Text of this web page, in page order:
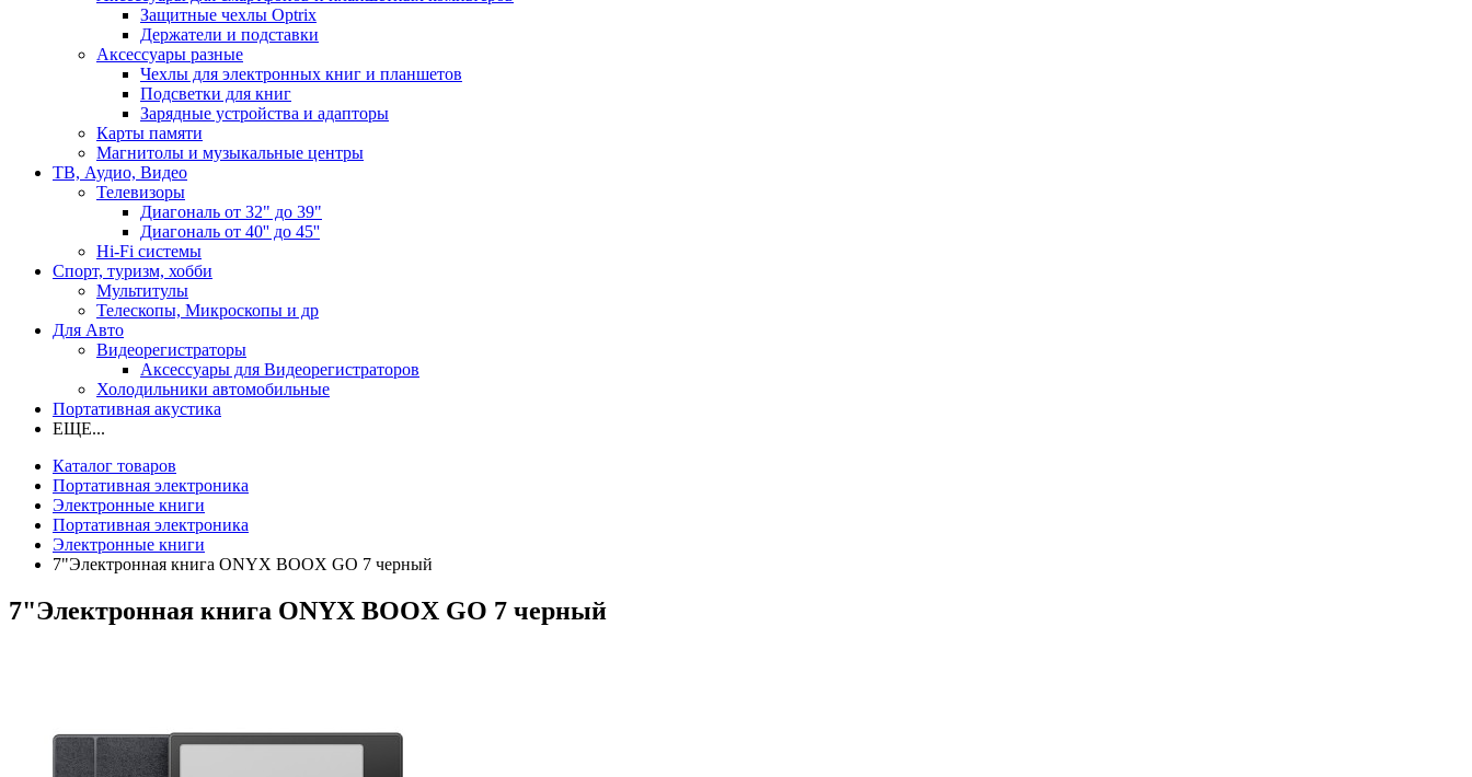
Защитные чехлы Optrix
Держатели и подставки
Аксессуары разные
Чехлы для электронных книг и планшетов
Подсветки для книг
Зарядные устройства и адапторы
Карты памяти
Магнитолы и музыкальные центры
ТВ, Аудио, Видео
Телевизоры
Диагональ от 32" до 39"
Диагональ от 40'' до 45''
Hi-Fi системы
Спорт, туризм, хобби
Мультитулы
Телескопы, Микроскопы и др
Для Авто
Видеорегистраторы
Аксессуары для Видеорегистраторов
Холодильники автомобильные
Портативная акустика
ЕЩЕ...
Каталог товаров
Портативная электроника
Электронные книги
Портативная электроника
Электронные книги
7"Электронная книга ONYX BOOX GO 7 черный
7"Электронная книга ONYX BOOX GO 7 черный